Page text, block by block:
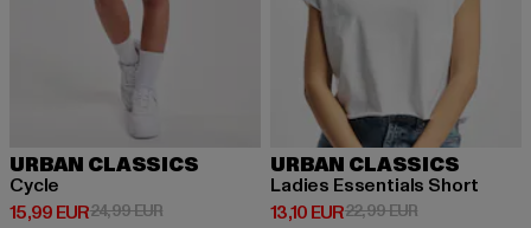
URBAN CLASSICS
Cycle
15,99 EUR
Derzeitiger Preis: 15,99 EUR
24,99 EURAktionspreis: 24,99 EUR
URBAN CLASSICS
Ladies Essentials Short
13,10 EUR
Derzeitiger Preis: 13,10 EUR
22,99 EURAktionspreis: